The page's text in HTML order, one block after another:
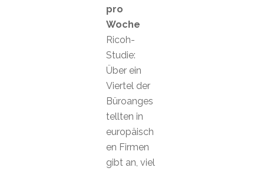
pro
Woche
Ricoh-
Studie:
Über ein
Viertel der
Büroanges
tellten in
europäisch
en Firmen
gibt an, viel